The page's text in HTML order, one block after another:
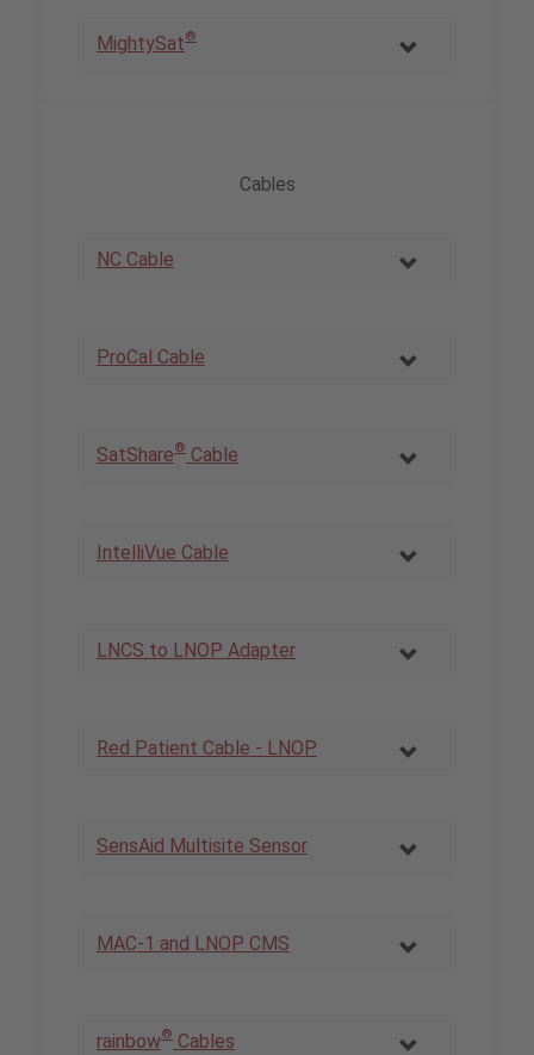
MightySat®
Cables
NC Cable
ProCal Cable
SatShare® Cable
IntelliVue Cable
LNCS to LNOP Adapter
Red Patient Cable - LNOP
SensAid Multisite Sensor
MAC-1 and LNOP CMS
rainbow® Cables